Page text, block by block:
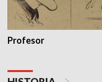
Profesor